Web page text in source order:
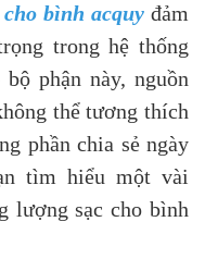
bình acquyđảm
trong hệ thống
phận này, nguồn
thể tương thích
phần chia sẻ ngày
tìm hiểu một vài
lượng sạc cho bình